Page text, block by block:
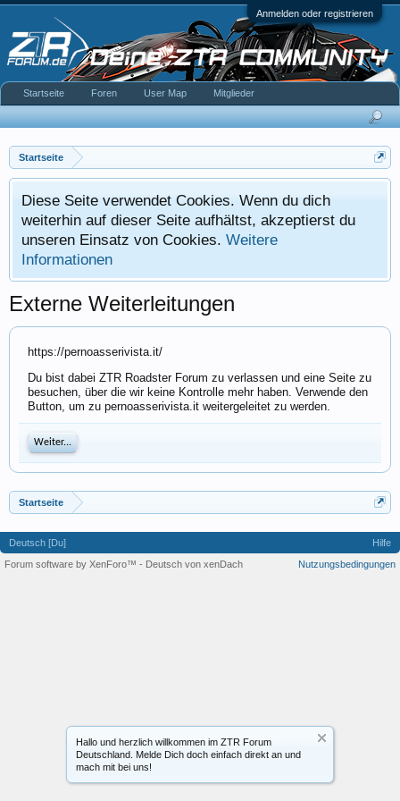
Anmelden oder registrieren
Startseite
Diese Seite verwendet Cookies. Wenn du dich
weiterhin auf dieser Seite aufhältst, akzeptierst du
unseren Einsatz von Cookies. Weitere
Informationen
Hallo und herzlich willkommen im ZTR Forum
Deutschland. Melde Dich doch einfach direkt an und
mach mit bei uns!
Externe Weiterleitungen
https://pernoasserivista.it/
Du bist dabei ZTR Roadster Forum zu verlassen und eine Seite zu
besuchen, über die wir keine Kontrolle mehr haben. Verwende den
Button, um zu pernoasserivista.it weitergeleitet zu werden.
Weiter...
Startseite
Startseite Foren User Map Mitglieder
Deutsch [Du]
Hilfe
Nutzungsbedingungen
Forum software by XenForo™ - Deutsch von xenDach